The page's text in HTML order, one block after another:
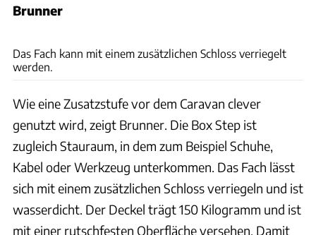
Brunner
Das Fach kann mit einem zusätzlichen Schloss verriegelt
werden.
Wie eine Zusatzstufe vor dem Caravan clever
genutzt wird, zeigt Brunner. Die Box Step ist
zugleich Stauraum, in dem zum Beispiel Schuhe,
Kabel oder Werkzeug unterkommen. Das Fach lässt
sich mit einem zusätzlichen Schloss verriegeln und ist
wasserdicht. Der Deckel trägt 150 Kilogramm und ist
mit einer rutschfesten Oberfläche versehen. Damit